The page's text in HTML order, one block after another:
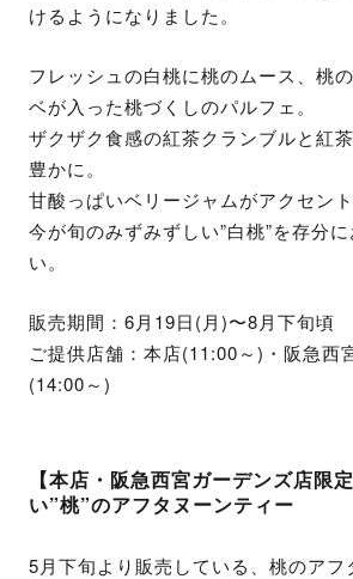
けるようになりました。
フレッシュの白桃に桃のムース、桃
ベが入った桃づくしのパルフェ。
ザクザク食感の紅茶クランブルと紅
豊かに。
甘酸っぱいベリージャムがアクセント
今が旬のみずみずしい”白桃”を存分
い。
販売期間：6月19日(月)〜8月下旬頃
ご提供店舗：本店(11:00～)・阪急西
(14:00～)
【本店・阪急西宮ガーデンズ店限
い”桃”のアフタヌーンティー
5月下旬より販売している、桃のアフ